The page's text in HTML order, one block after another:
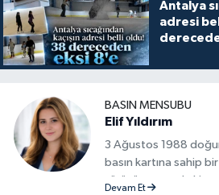
Antalya
adresi
BASIN MENSUBU
Elif Yıldırım
3 Ağustos 1988
basın kartına sahip
yürüyüş yapmak,
Devam Et